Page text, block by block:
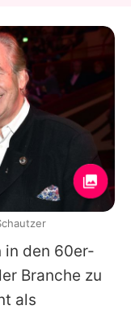
in den 60er-
Branche zu
als